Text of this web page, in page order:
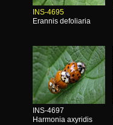
INS-4695
Erannis defoliaria
INS-4697
Harmonia axyridis